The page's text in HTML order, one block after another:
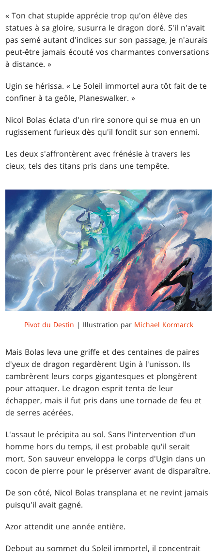
« Ton chat stupide apprécie trop qu'on élève des
statues à sa gloire, susurra le dragon doré. S'il n'avait
pas semé autant d'indices sur son passage, je n'aurais
peut-être jamais écouté vos charmantes conversations
à distance. »
Ugin se hérissa. « Le Soleil immortel aura tôt fait de te
confiner à ta geôle, Planeswalker. »
Nicol Bolas éclata d'un rire sonore qui se mua en un
rugissement furieux dès qu'il fondit sur son ennemi.
Les deux s'affrontèrent avec frénésie à travers les
cieux, tels des titans pris dans une tempête.
Pivot du Destin | Illustration par Michael Kormarck
Mais Bolas leva une griffe et des centaines de paires
d'yeux de dragon regardèrent Ugin à l'unisson. Ils
cambrèrent leurs corps gigantesques et plongèrent
pour attaquer. Le dragon esprit tenta de leur
échapper, mais il fut pris dans une tornade de feu et
de serres acérées.
L'assaut le précipita au sol. Sans l'intervention d'un
homme hors du temps, il est probable qu'il serait
mort. Son sauveur enveloppa le corps d'Ugin dans un
cocon de pierre pour le préserver avant de disparaître.
De son côté, Nicol Bolas transplana et ne revint jamais
puisqu'il avait gagné.
Azor attendit une année entière.
Debout au sommet du Soleil immortel, il concentrait